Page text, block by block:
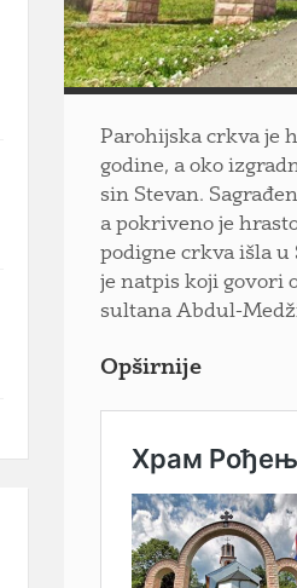
Parohijska crkva je
godine, a oko
sin Stevan.
a pokriveno je
podigne crkva išla u
je natpis koji govori
sultana Abdul-
Opširnije